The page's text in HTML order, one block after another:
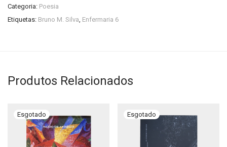
Categoria: Poesia
Etiquetas: Bruno M. Silva, Enfermaria 6
Produtos Relacionados